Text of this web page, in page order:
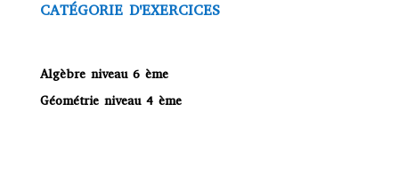
CATÉGORIE D'EXERCICES
Algèbre niveau 6 ème
Géométrie niveau 4 ème